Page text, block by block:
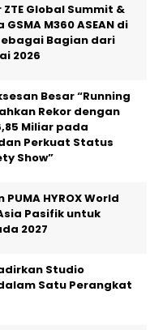
ZTE Global Summit &
M360 ASEAN di
Bagian dari
2026
Besar “Running
Rekor dengan
Miliar pada
Perkuat Status
Show”
HYROX World
Pasifik untuk
2027
Studio
Satu Perangkat